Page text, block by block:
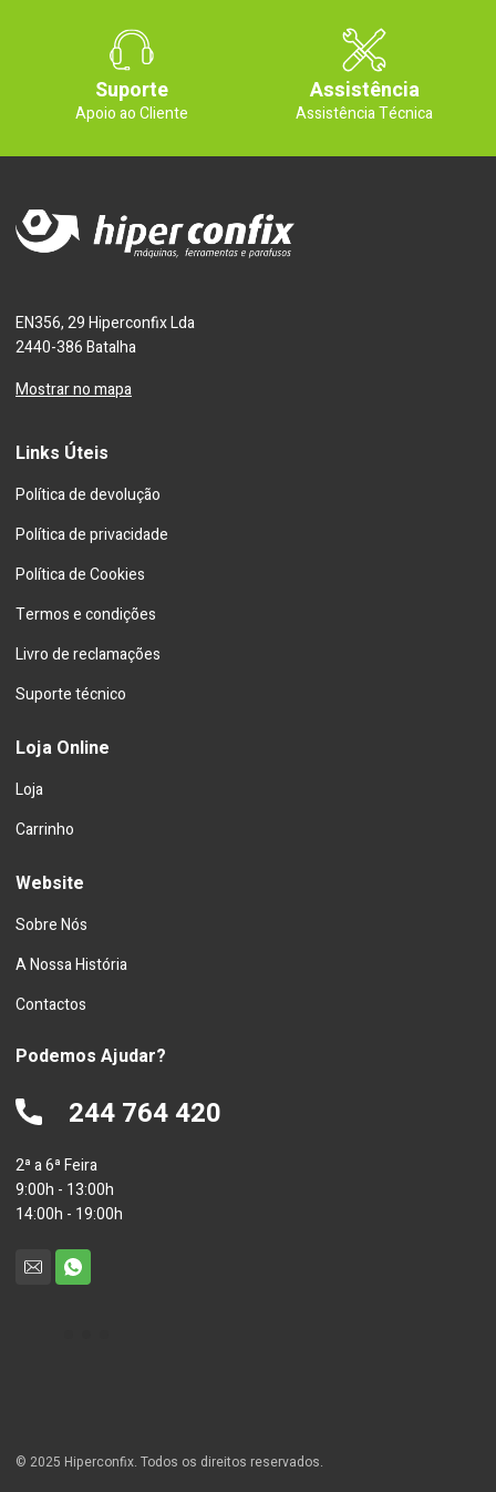
Suporte
Apoio ao Cliente
Assistência
Assistência Técnica
EN356, 29 Hiperconfix Lda
2440-386 Batalha
Mostrar no mapa
Links Úteis
Política de devolução
Política de privacidade
Política de Cookies
Termos e condições
Livro de reclamações
Suporte técnico
Loja Online
Loja
Carrinho
Website
Sobre Nós
A Nossa História
Contactos
Podemos Ajudar?
244 764 420
2ª a 6ª Feira
9:00h - 13:00h
14:00h - 19:00h
© 2025 Hiperconfix. Todos os direitos reservados.